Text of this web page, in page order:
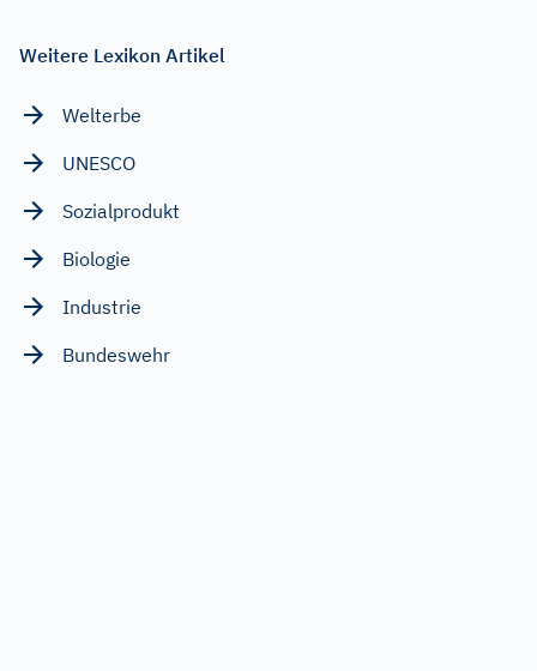
Weitere Lexikon Artikel
Welterbe
UNESCO
Sozialprodukt
Biologie
Industrie
Bundeswehr